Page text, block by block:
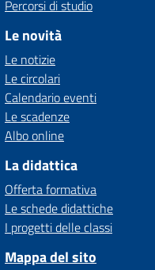
Percorsi di studio
Le novità
Le notizie
Le circolari
Calendario eventi
Le scadenze
Albo online
La didattica
Offerta formativa
Le schede didattiche
I progetti delle classi
Mappa del sito